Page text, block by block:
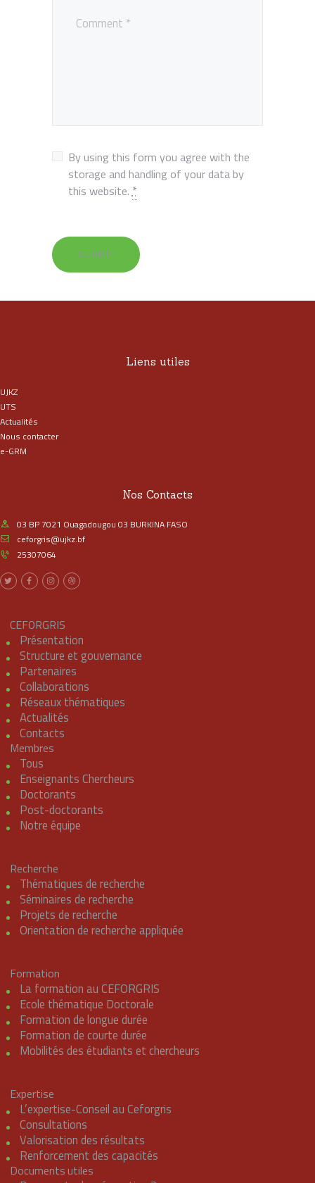
By using this form you agree with the
storage and handling of your data by
this website.*
Liens utiles
UJKZ
UTS
Actualités
Nous contacter
e-GRM
Nos Contacts
03 BP 7021 Ouagadougou 03 BURKINA FASO
ceforgris@ujkz.bf
25307064
CEFORGRIS
Présentation
Structure et gouvernance
Partenaires
Collaborations
Réseaux thématiques
Actualités
Contacts
Membres
Tous
Enseignants Chercheurs
Doctorants
Post-doctorants
Notre équipe
Recherche
Thématiques de recherche
Séminaires de recherche
Projets de recherche
Orientation de recherche appliquée
Formation
La formation au CEFORGRIS
Ecole thématique Doctorale
Formation de longue durée
Formation de courte durée
Mobilités des étudiants et chercheurs
Expertise
L’expertise-Conseil au Ceforgris
Consultations
Valorisation des résultats
Renforcement des capacités
Documents utiles